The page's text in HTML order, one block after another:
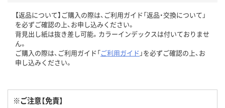
【返品について】ご購入の際は、ご利用ガイド「返品・交換について」
を必ずご確認の上、お申し込みください。
背見出し紙は抜き差し可能。カラーインデックスは付いておりませ
ん。
ご購入の際は、ご利用ガイド「ご利用ガイド 」を必ずご確認の上、お
申し込みください。
※ご注意【免責】